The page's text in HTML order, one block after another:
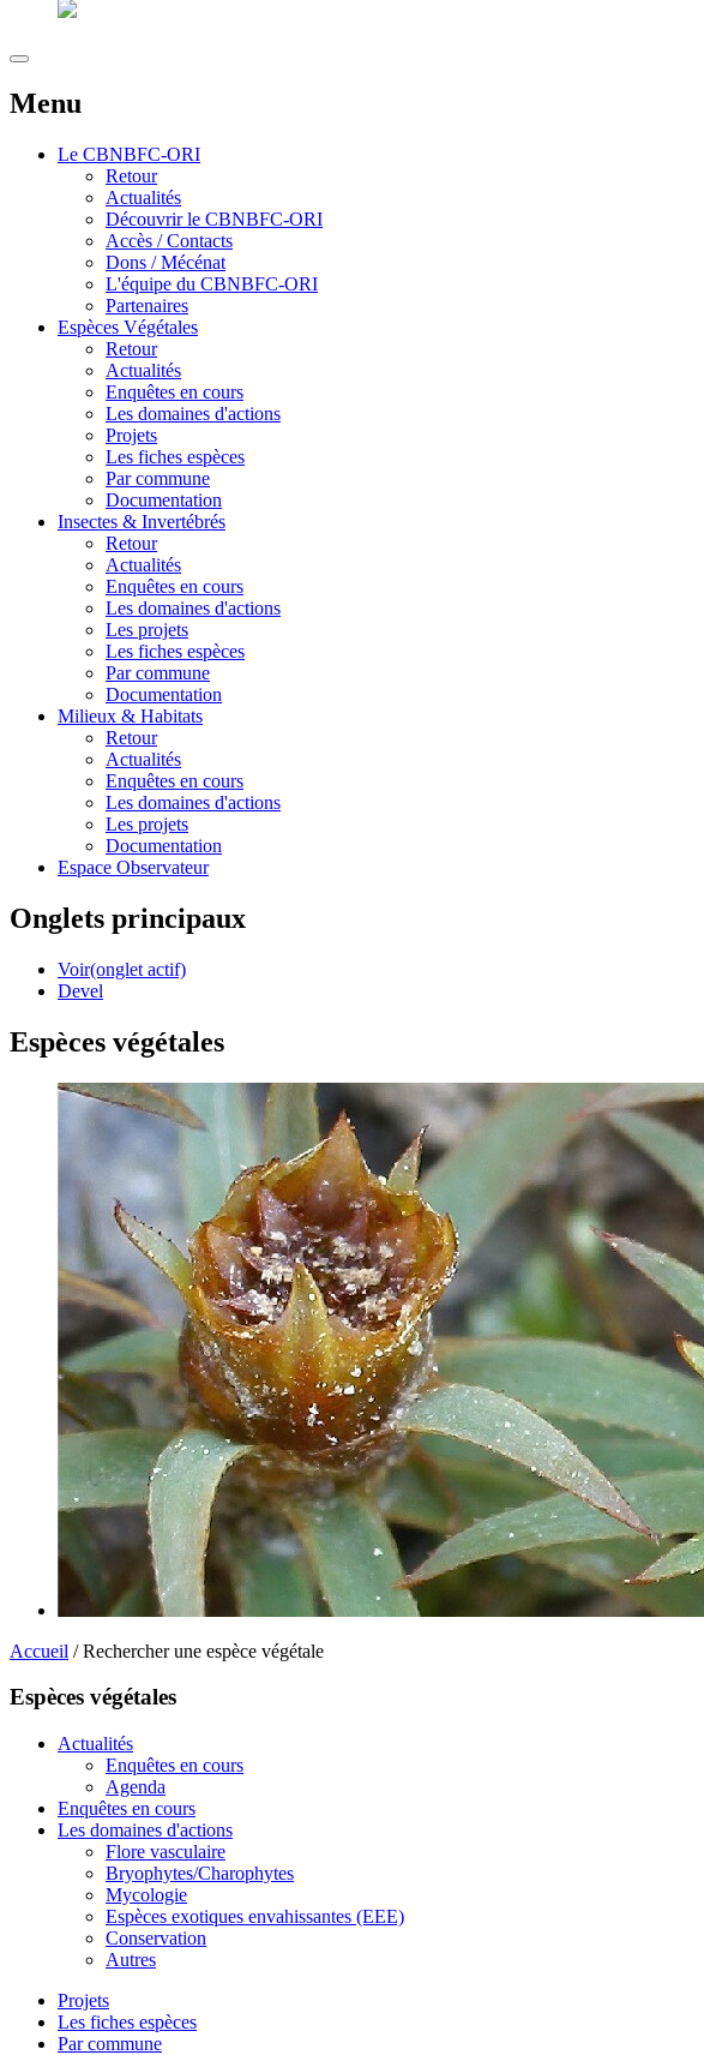
Menu
Le CBNBFC-ORI
Retour
Actualités
Découvrir le CBNBFC-ORI
Accès / Contacts
Dons / Mécénat
L'équipe du CBNBFC-ORI
Partenaires
Espèces Végétales
Retour
Actualités
Enquêtes en cours
Les domaines d'actions
Projets
Les fiches espèces
Par commune
Documentation
Insectes & Invertébrés
Retour
Actualités
Enquêtes en cours
Les domaines d'actions
Les projets
Les fiches espèces
Par commune
Documentation
Milieux & Habitats
Retour
Actualités
Enquêtes en cours
Les domaines d'actions
Les projets
Documentation
Espace Observateur
Onglets principaux
Voir(onglet actif)
Devel
Espèces végétales
Accueil / Rechercher une espèce végétale
Espèces végétales
Actualités
Enquêtes en cours
Agenda
Enquêtes en cours
Les domaines d'actions
Flore vasculaire
Bryophytes/Charophytes
Mycologie
Espèces exotiques envahissantes (EEE)
Conservation
Autres
Projets
Les fiches espèces
Par commune